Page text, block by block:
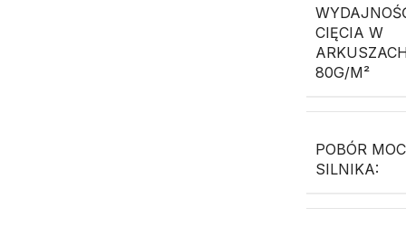
CIĘCIA W
80G/M²
POBÓR
SILNIKA: